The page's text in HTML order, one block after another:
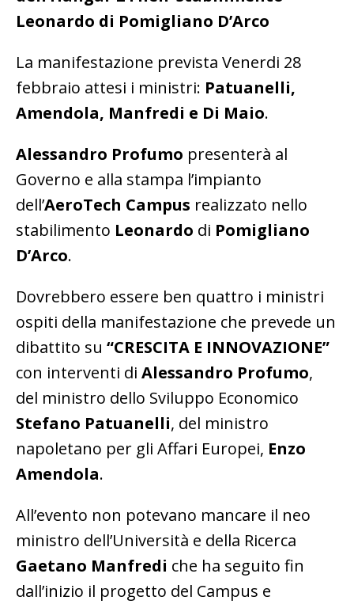
Leonardo di Pomigliano D’Arco
La manifestazione prevista Venerdi 28
febbraio attesi i ministri: Patuanelli,
Amendola, Manfredi e Di Maio.
Alessandro Profumo presenterà al
Governo e alla stampa l’impianto
dell’AeroTech Campus realizzato nello
stabilimento Leonardo di Pomigliano
D’Arco.
Dovrebbero essere ben quattro i ministri
ospiti della manifestazione che prevede un
dibattito su “CRESCITA E INNOVAZIONE”
con interventi di Alessandro Profumo,
del ministro dello Sviluppo Economico
Stefano Patuanelli, del ministro
napoletano per gli Affari Europei, Enzo
Amendola.
All’evento non potevano mancare il neo
ministro dell’Università e della Ricerca
Gaetano Manfredi che ha seguito fin
dall’inizio il progetto del Campus e